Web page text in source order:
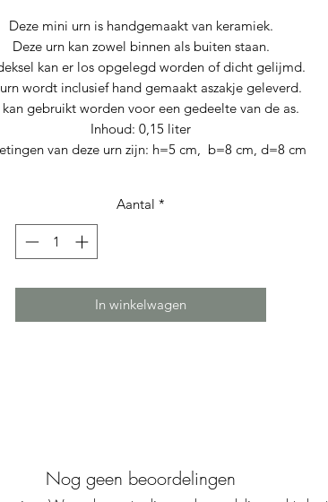
Deze mini urn is handgemaakt van keramiek.
Deze urn kan zowel binnen als buiten staan.
kan er los opgelegd worden of dicht gelijmd.
wordt inclusief hand gemaakt aszakje geleverd.
gebruikt worden voor een gedeelte van de as.
Inhoud: 0,15 liter
van deze urn zijn: h=5 cm, b=8 cm, d=8 cm
Aantal *
In winkelwagen
Nog geen beoordelingen